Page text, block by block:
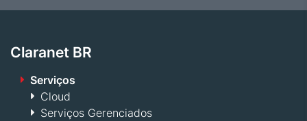
Claranet BR
Serviços
Cloud
Serviços Gerenciados